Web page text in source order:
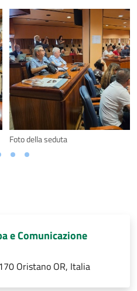
Foto della seduta
e Comunicazione
Oristano OR, Italia